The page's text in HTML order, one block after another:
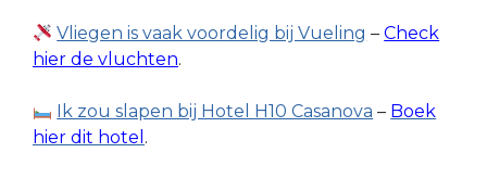
Vliegen is vaak voordelig bij Vueling –Check
hier de vluchten.
Ik zou slapen bij Hotel H10 Casanova – Boek
hier dit hotel .